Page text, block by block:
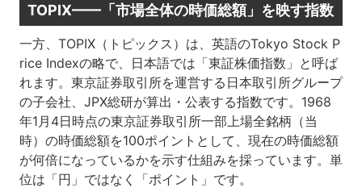
TOPIX——「市場全体の時価総額」を映す指数
一方、TOPIX（トピックス）は、英語のTokyo Stock P
rice Indexの略で、日本語では「東証株価指数」と呼ば
れます。東京証券取引所を運営する日本取引所グループ
の子会社、JPX総研が算出・公表する指数です。1968
年1月4日時点の東京証券取引所一部上場全銘柄（当
時）の時価総額を100ポイントとして、現在の時価総額
が何倍になっているかを示す仕組みを採っています。単
位は「円」ではなく「ポイント」です。